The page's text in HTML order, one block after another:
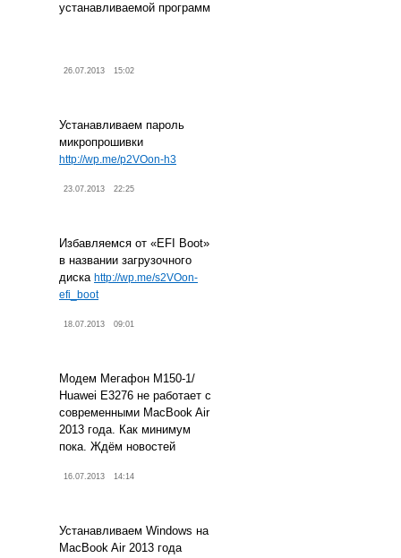
устанавливаемой программ
26.07.2013 15:02
Устанавливаем пароль
микропрошивки
http://wp.me/p2VOon-h3
23.07.2013 22:25
Избавляемся от «EFI Boot»
в названии загрузочного
диска http://wp.me/s2VOon-
efi_boot
18.07.2013 09:01
Модем Мегафон М150-1/
Huawei E3276 не работает с
современными MacBook Air
2013 года. Как минимум
пока. Ждём новостей
16.07.2013 14:14
Устанавливаем Windows на
MacBook Air 2013 года